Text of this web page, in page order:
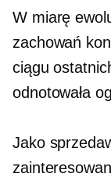
W miarę
zachowań
ciągu
odnotowała
Jako